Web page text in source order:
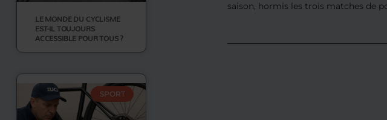
LE MONDE DU CYCLISME
EST-IL TOUJOURS
ACCESSIBLE POUR TOUS ?
SPORT
saison, hormis les trois matches de